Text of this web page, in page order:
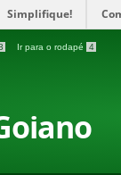
Simplifique!
Ir para o rodapé 4